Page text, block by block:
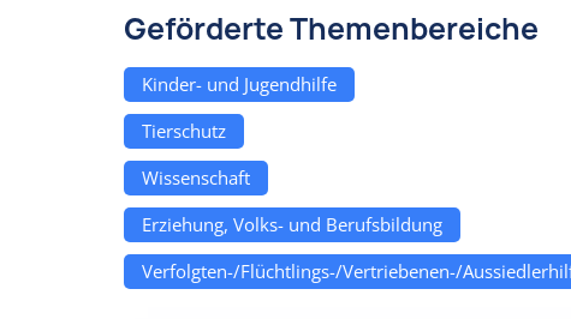
Geförderte Themenbereiche
Kinder- und Jugendhilfe
Tierschutz
Wissenschaft
Erziehung, Volks- und Berufsbildung
Verfolgten-/Flüchtlings-/Vertriebenen-/